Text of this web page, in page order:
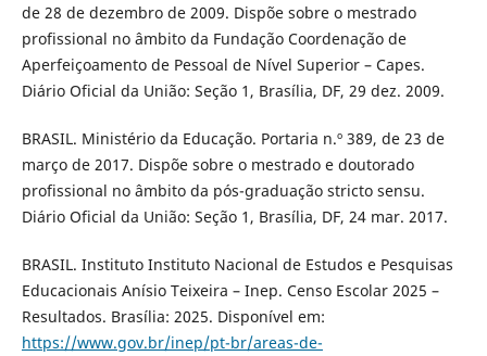
de 28 de dezembro de 2009. Dispõe sobre o mestrado
profissional no âmbito da Fundação Coordenação de
Aperfeiçoamento de Pessoal de Nível Superior – Capes.
Diário Oficial da União: Seção 1, Brasília, DF, 29 dez. 2009.
BRASIL. Ministério da Educação. Portaria n.º 389, de 23 de
março de 2017. Dispõe sobre o mestrado e doutorado
profissional no âmbito da pós-graduação stricto sensu.
Diário Oficial da União: Seção 1, Brasília, DF, 24 mar. 2017.
BRASIL. Instituto Instituto Nacional de Estudos e Pesquisas
Educacionais Anísio Teixeira – Inep. Censo Escolar 2025 –
Resultados. Brasília: 2025. Disponível em:
https://www.gov.br/inep/pt-br/areas-de-